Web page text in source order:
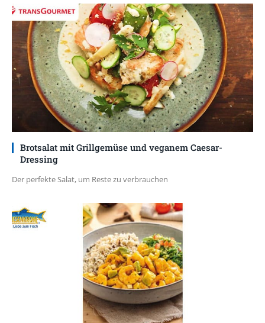
Brotsalat mit Grillgemüse und veganem Caesar-
Dressing
Der perfekte Salat, um Reste zu verbrauchen